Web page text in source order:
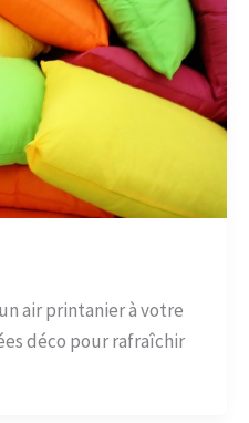
air printanier à votre
déco pour rafraîchir